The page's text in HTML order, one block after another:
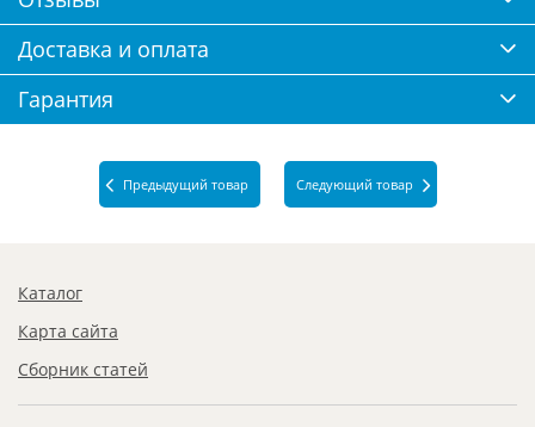
Доставка и оплата
Гарантия
Предыдущий товар Следующий товар
Каталог
Карта сайта
Сборник статей